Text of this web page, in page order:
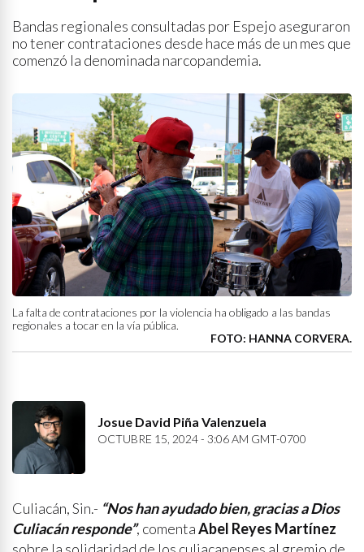
Bandas regionales consultadas por Espejo aseguraron
no tener contrataciones desde hace más de un mes que
comenzó la denominada narcopandemia.
La falta de contrataciones por la violencia ha obligado a las bandas
regionales a tocar en la vía pública.
FOTO: HANNA CORVERA.
Josue David Piña Valenzuela
OCTUBRE 15, 2024 - 3:06 AM GMT-0700
Culiacán, Sin.- “Nos han ayudado bien, gracias a Dios
Culiacán responde”, comentaAbel Reyes Martínez